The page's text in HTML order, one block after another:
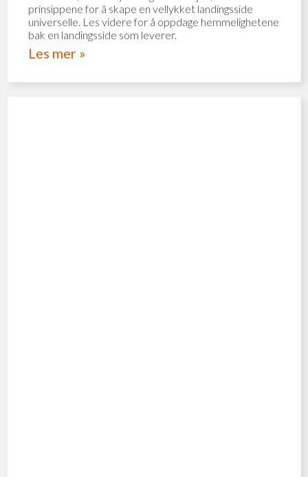
prinsippene for å skape en vellykket landingsside
universelle. Les videre for å oppdage hemmelighetene
bak en landingsside som leverer.
Les mer »